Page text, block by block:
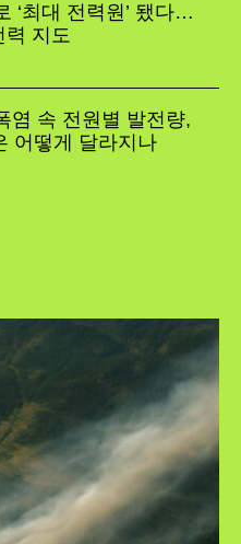
‘최대 전력원’ 됐다…
력 지도
염 속 전원별 발전량,
어떻게 달라지나